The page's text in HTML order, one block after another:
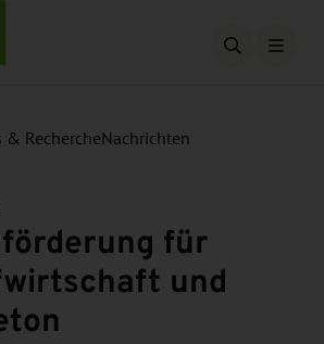
Suche
RechercheNachrichten
für
und